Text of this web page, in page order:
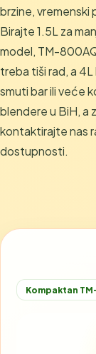
brzine, vremenski
Birajte 1.5L za
model, TM-
treba tiši rad, a
smuti bar ili veće
blendere u BiH, a
kontaktirajte nas
dostupnosti.
Kompaktan